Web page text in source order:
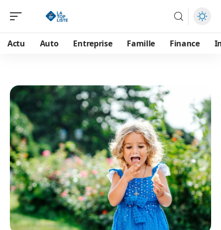
Actu Auto Entreprise Famille Finance